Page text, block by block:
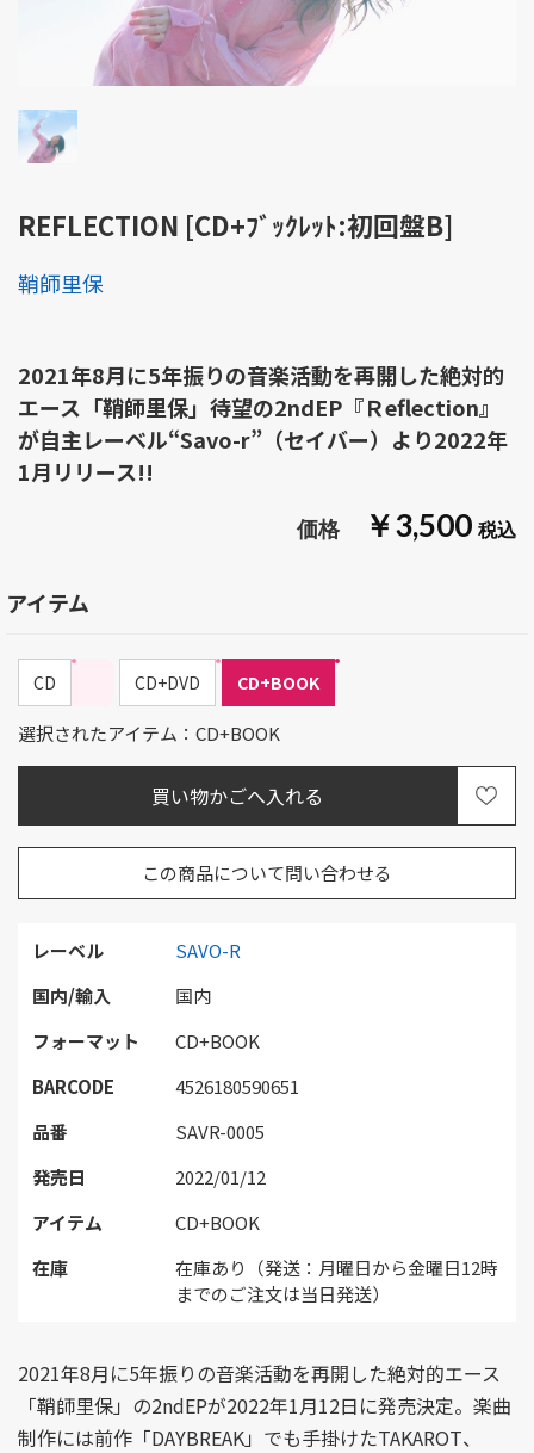
REFLECTION [CD+ﾌﾞｯｸﾚｯﾄ:初回盤B]
￥3,500
レーベル
SAVO-R
国内/輸入
国内
フォーマット
CD+BOOK
BARCODE
4526180590651
品番
SAVR-0005
発売日
2022/01/12
アイテム
CD+BOOK
在庫
在庫あり（発送：月曜日から金曜日12時
までのご注文は当日発送）
アイテム
CD CD+DVD CD+BOOK
選択されたアイテム：CD+BOOK
この商品について問い合わせる
鞘師里保
2021年8月に5年振りの音楽活動を再開した絶対的エース
「鞘師里保」の2ndEPが2022年1月12日に発売決定。楽曲
制作には前作「DAYBREAK」でも手掛けたTAKAROT、
2021年8月に5年振りの音楽活動を再開した絶対的
エース「鞘師里保」待望の2ndEP『Ｒeflection』
が自主レーベル“Savo-r”（セイバー）より2022年
1月リリース!!